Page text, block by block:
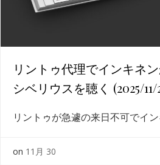
リントゥ代理でインキネン
シベリウスを聴く (2025/11/
リントゥが急遽の来日不可でイ
on 11月 30